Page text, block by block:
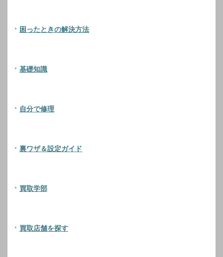
困ったときの解決方法
基礎知識
自分で修理
裏ワザ＆設定ガイド
買取学部
買取店舗を探す